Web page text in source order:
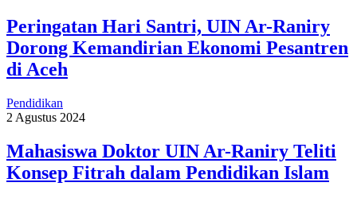
Peringatan Hari Santri, UIN Ar-Raniry
Dorong Kemandirian Ekonomi Pesantren
di Aceh
Pendidikan
2 Agustus 2024
Mahasiswa Doktor UIN Ar-Raniry Teliti
Konsep Fitrah dalam Pendidikan Islam